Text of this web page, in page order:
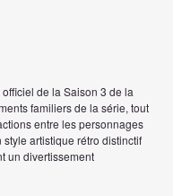
de la Saison 3 de la
familiers de la série, tout
entre les personnages
artistique rétro distinctif
un divertissement